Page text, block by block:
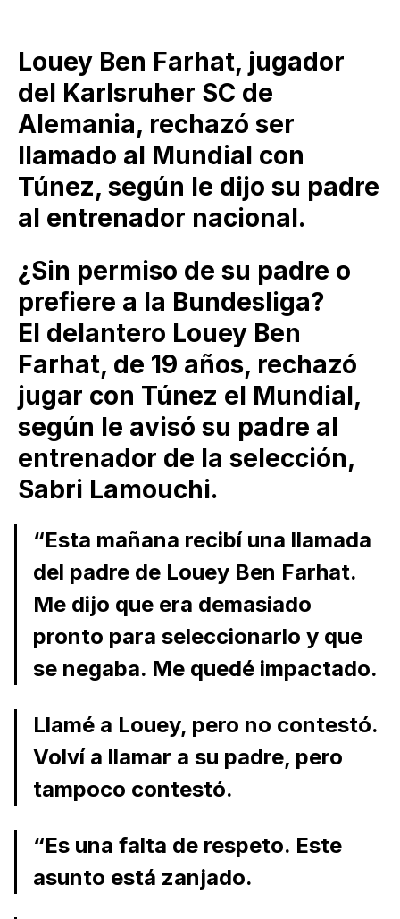
Louey Ben Farhat, jugador
del Karlsruher SC de
Alemania, rechazó ser
llamado al Mundial con
Túnez, según le dijo su padre
al entrenador nacional.
¿Sin permiso de su padre o
prefiere a la Bundesliga?
El delantero Louey Ben
Farhat, de 19 años, rechazó
jugar con Túnez el Mundial,
según le avisó su padre al
entrenador de la selección,
Sabri Lamouchi.
“Esta mañana recibí una llamada
del padre de Louey Ben Farhat.
Me dijo que era demasiado
pronto para seleccionarlo y que
se negaba. Me quedé impactado.
Llamé a Louey, pero no contestó.
Volví a llamar a su padre, pero
tampoco contestó.
“Es una falta de respeto. Este
asunto está zanjado.